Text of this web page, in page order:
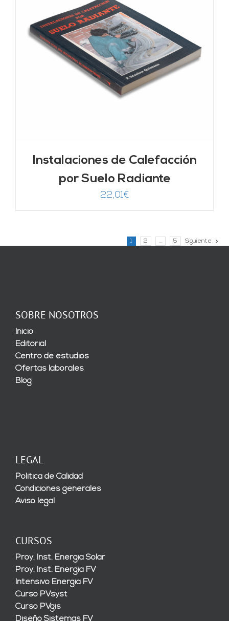
Instalaciones de Calefacción
por Suelo Radiante
22,01€
1 2 … 5 Siguiente
SOBRE NOSOTROS
Inicio
Editorial
Centro de estudios
Ofertas laborales
Blog
LEGAL
Política de Calidad
Condiciones generales
Aviso legal
CURSOS
Proy. Inst. Energía Solar
Proy. Inst. Energía FV
Intensivo Energía FV
Curso PVsyst
Curso PVgis
Diseño Sistemas FV